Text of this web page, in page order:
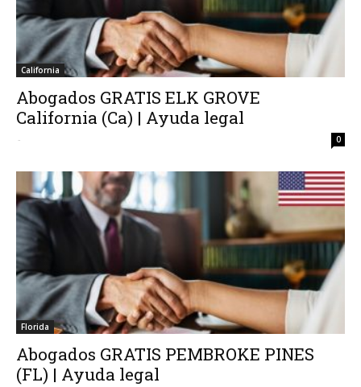
California
Abogados GRATIS ELK GROVE
California (Ca) | Ayuda legal
- 0
Florida
Abogados GRATIS PEMBROKE PINES
(FL) | Ayuda legal